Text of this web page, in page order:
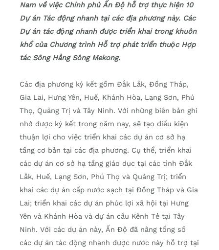
Nam về việc Chính phủ Ấn Độ hỗ trợ thực hiện 10
Dự án Tác động nhanh tại các địa phương này. Các
Dự án tác động nhanh được triển khai trong khuôn
khổ của Chương trình Hỗ trợ phát triển thuộc Hợp
tác Sông Hằng Sông Mekong.
Các địa phương ký kết gồm Đắk Lắk, Đồng Tháp,
Gia Lai, Hưng Yên, Huế, Khánh Hòa, Lạng Sơn, Phú
Thọ, Quảng Trị và Tây Ninh. Với những biên bản ghi
nhớ được ký kết trong năm nay, sẽ tạo điều kiện
thuận lợi cho việc triển khai các dự án cơ sở hạ
tầng cơ bản tại các địa phương. Cụ thể, triển khai
các dự án cơ sở hạ tầng giáo dục tại các tỉnh Đắk
Lắk, Huế, Lạng Sơn, Phú Thọ và Quảng Trị; triển
khai các dự án cấp nước sạch tại Đồng Tháp và Gia
Lai; triển khai các dự án phúc lợi xã hội tại Hưng
Yên và Khánh Hòa và dự án cầu Kênh Tẻ tại Tây
Ninh. Với các dự án này, Ấn Độ đã nâng tổng số
các dự án tác động nhanh được nước này hỗ trợ tại